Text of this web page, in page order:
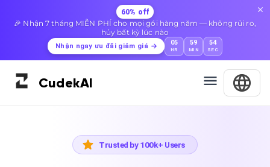
60% off
🎉 Nhận 7 tháng MIỄN PHÍ cho mọi gói hàng năm — không rủi ro,
hủy bất kỳ lúc nào
Nhận ngay ưu đãi giảm giá 05
HR
59
MIN
53
SEC
CudekAI
Trusted by 100k+ Users